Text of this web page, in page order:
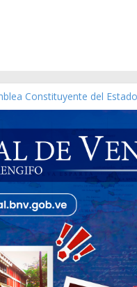
Constituyente del
Mes V, Caracas 09 de